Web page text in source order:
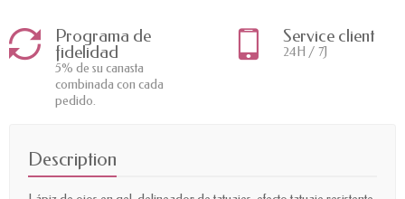
Programa de
fidelidad
5% de su canasta
combinada con cada
pedido.
Service client
24H / 7J
Description